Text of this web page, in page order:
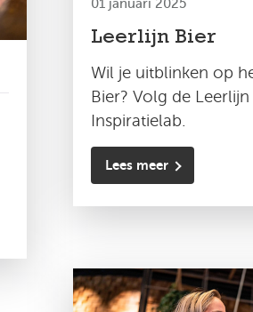
01 januari 2025
Leerlijn Bier
Wil je uitblinken op
Bier? Volg de
Inspiratielab.
Lees meer